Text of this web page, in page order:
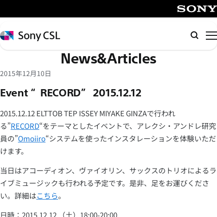
イ
ン
コ
テ
ツ
ス
キ
ッ
プ
Sony
CSL
検
索
News&Articles
2015年12月10日
Event “RECORD” 2015.12.12
2015.12.12 ELTTOB TEP ISSEY MIYAKE GINZAで行われ
る”RECORD“をテーマとしたイベントで、アレクシ・アンドレ研究
員の”Omoiiro“システムを使ったインスタレーションを体験いただ
けます。
当日はアコーディオン、ヴァイオリン、サックスのトリオによるラ
イブミュージックも行われる予定です。是非、足をお運びくださ
い。詳細はこちら。
日時：2015.12.12 （土）18:00-20:00